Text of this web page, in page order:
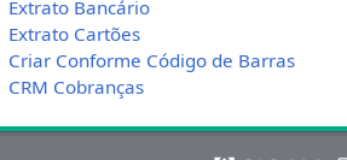
Extrato Bancário
Extrato Cartões
Criar Conforme Código de Barras
CRM Cobranças